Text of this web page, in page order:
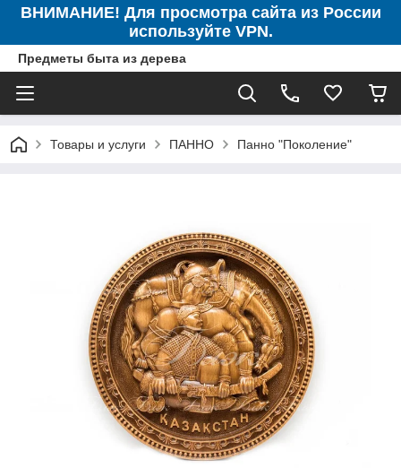
ВНИМАНИЕ! Для просмотра сайта из России
используйте VPN.
Предметы быта из дерева
Товары и услуги ПАННО Панно "Поколение"